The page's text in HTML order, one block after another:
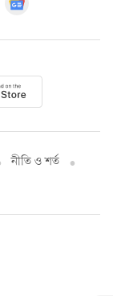
নীতি ও শর্ত